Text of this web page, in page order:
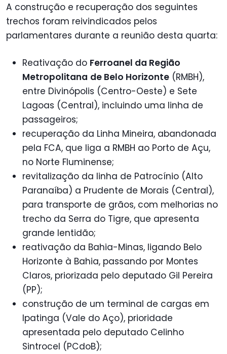
A construção e recuperação dos seguintes
trechos foram reivindicados pelos
parlamentares durante a reunião desta quarta:
Reativação do Ferroanel da Região
Metropolitana de Belo Horizonte (RMBH),
entre Divinópolis (Centro-Oeste) e Sete
Lagoas (Central), incluindo uma linha de
passageiros;
recuperação da Linha Mineira, abandonada
pela FCA, que liga a RMBH ao Porto de Açu,
no Norte Fluminense;
revitalização da linha de Patrocínio (Alto
Paranaíba) a Prudente de Morais (Central),
para transporte de grãos, com melhorias no
trecho da Serra do Tigre, que apresenta
grande lentidão;
reativação da Bahia-Minas, ligando Belo
Horizonte à Bahia, passando por Montes
Claros, priorizada pelo deputado Gil Pereira
(PP);
construção de um terminal de cargas em
Ipatinga (Vale do Aço), prioridade
apresentada pelo deputado Celinho
Sintrocel (PCdoB);